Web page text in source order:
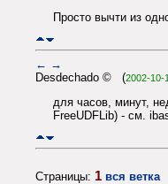
Просто вычти из
← →
Desdechado © (2002-10-
для часов, минут,
FreeUDFLib) - см.
Страницы: 1 вся ветка